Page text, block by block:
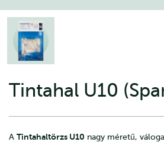
Tintahal U10
A Tintahaltörzs U10 nagy méretű,